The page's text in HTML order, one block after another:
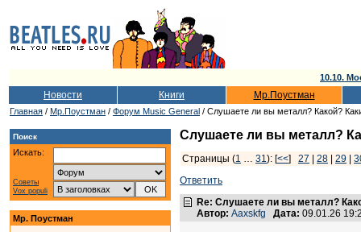
10.10.
Новости Книги Мр.Поустман
Главная / Мр.Поустман / Форум Music General / Слушаете ли вы металл? Какой?
Поиск
Искать:
Советы
Vox populi
Мр. Поустман
Слушаете ли вы металл?
Страницы (1 … 31): [<<] 27 28 29
Ответить
Re: Слушаете ли вы металл?
Автор: Aaxskfg Дата: 09.01.26